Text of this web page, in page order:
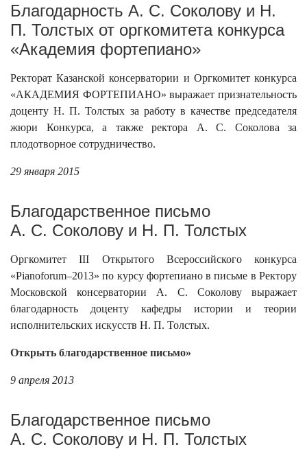
Благодарность А. С. Соколову и Н.
П. Толстых от оргкомитета конкурса
«Академия фортепиано»
Ректорат Казанской консерватории и Оргкомитет конкурса
«АКАДЕМИЯ ФОРТЕПИАНО» выражает признательность
доценту Н. П. Толстых за работу в качестве председателя
жюри Конкурса, а также ректора А. С. Соколова за
плодотворное сотрудничество.
29 января 2015
Благодарственное письмо
А. С. Соколову и Н. П. Толстых
Оргкомитет III Открытого Всероссийского конкурса
«Pianoforum–2013» по курсу фортепиано в письме в Ректору
Московской консерватории А. С. Соколову выражает
благодарность доценту кафедры истории и теории
исполнительских искусств Н. П. Толстых.
Открыть благодарственное письмо»
9 апреля 2013
Благодарственное письмо
А. С. Соколову и Н. П. Толстых